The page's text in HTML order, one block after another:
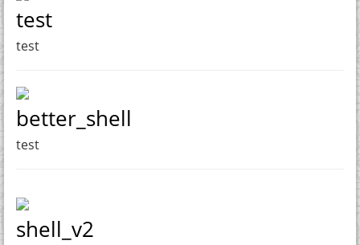
test
test
better_shell
test
shell_v2